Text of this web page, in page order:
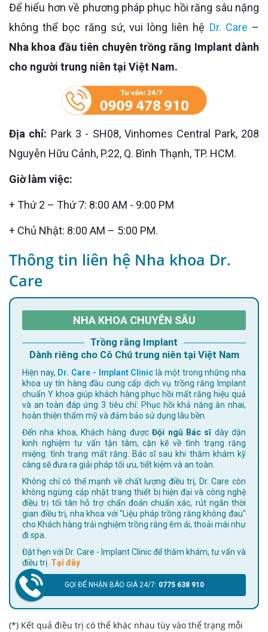
Để hiểu hơn về phương pháp phục hồi răng sâu nặng
không thể bọc răng sứ, vui lòng liên hệ Dr. Care –
Nha khoa đầu tiên chuyên trồng răng Implant dành
cho người trung niên tại Việt Nam.
Địa chỉ: Park 3 - SH08, Vinhomes Central Park, 208
Nguyễn Hữu Cảnh, P.22, Q. Bình Thạnh, TP. HCM.
Giờ làm việc:
+ Thứ 2 – Thứ 7: 8:00 AM - 9:00 PM
+ Chủ Nhật: 8:00 AM – 5:00 PM.
Thông tin liên hệ Nha khoa Dr.
Care
NHA KHOA CHUYÊN SÂU
Trồng răng Implant
Dành riêng cho Cô Chú trung niên tại Việt Nam
Hiện nay, Dr. Care - Implant Clinic là một trong những nha
khoa uy tín hàng đầu cung cấp dịch vụ trồng răng Implant
chuẩn Y khoa giúp khách hàng phục hồi mất răng hiệu quả
và an toàn đáp ứng 3 tiêu chí: Phục hồi khả năng ăn nhai,
hoàn thiện thẩm mỹ và đảm bảo sử dụng lâu bền.
Đến nha khoa, Khách hàng đượcĐội ngũ Bác sĩdày dặn
kinh nghiệm tư vấn tận tâm, cặn kẽ về tình trạng răng
miệng. tình trạng mất răng. Bác sĩ sau khi thăm khám kỹ
càng sẽ đưa ra giải pháp tối ưu, tiết kiệm và an toàn.
Không chỉ có thế mạnh về chất lượng điều trị, Dr. Care còn
không ngừng cập nhật trang thiết bị hiện đại và công nghệ
điều trị tối tân hỗ trợ chẩn đoán chuẩn xác, rút ngắn thời
gian điều trị, nha khoa với "Liệu pháp trồng răng không đau"
cho Khách hàng trải nghiệm trồng răng êm ái, thoải mái như
đi spa.
Đặt hẹn với Dr. Care - Implant Clinic để thăm khám, tư vấn và
điều trị. Tại đây
GỌI ĐỂ NHẬN BÁO GIÁ 24/7: 0775 638 910
(*) Kết quả điều trị có thể khác nhau tùy vào thể trạng mỗi